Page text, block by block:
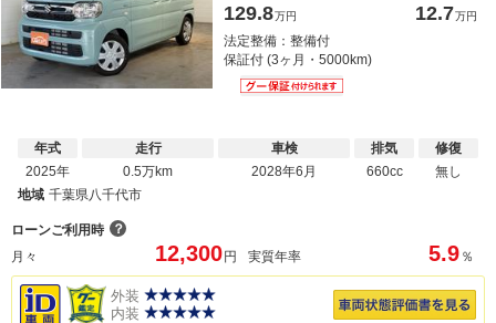
129.8万円 12.7万円
法定整備：整備付
保証付 (3ヶ月・5000km)
年式
2025年
走行
0.5万km
車検
2028年6月
排気
660cc
修復
無し
地域 千葉県八千代市
ローンご利用時 ？
月々
12,300円 実質年率 5.9 ％
外装
内装